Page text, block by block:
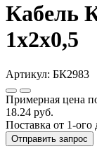
Кабель
1x2x0,5
Артикул: БК2983
Примерная цена
18.24 руб.
Поставка от 1-ого
Отправить запрос